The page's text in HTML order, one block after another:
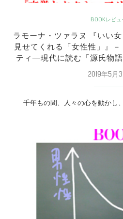
BOOKレビュ
ラモーナ・ツァラヌ 『いい
見せてくれる「女性性」』
ティ―現代に読む「源氏物
2019年5月
千年もの間、人々の心を動かし